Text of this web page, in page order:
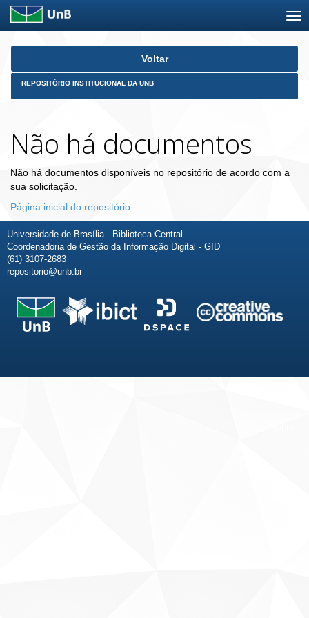
Skip
Voltar
REPOSITÓRIO INSTITUCIONAL DA UNB
Não há documentos
Não há documentos disponíveis no repositório de acordo com a
sua solicitação.
Página inicial do repositório
Universidade de Brasília - Biblioteca Central
Coordenadoria de Gestão da Informação Digital - GID
(61) 3107-2683
repositorio@unb.br